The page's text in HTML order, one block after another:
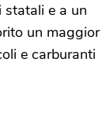
statali e a un
un maggior
e carburanti